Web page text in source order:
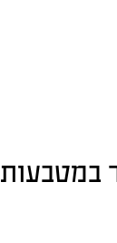
במטבעות